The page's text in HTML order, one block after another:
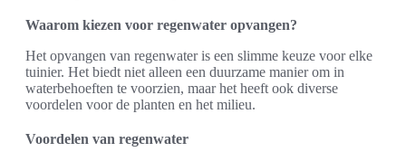
Waarom kiezen voor regenwater opvangen?
Het opvangen van regenwater is een slimme keuze voor elke
tuinier. Het biedt niet alleen een duurzame manier om in
waterbehoeften te voorzien, maar het heeft ook diverse
voordelen voor de planten en het milieu.
Voordelen van regenwater